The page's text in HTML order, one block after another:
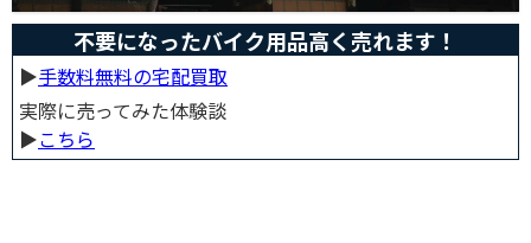
不要になったバイク用品高く売れます！
▶︎手数料無料の宅配買取
実際に売ってみた体験談
▶︎こちら